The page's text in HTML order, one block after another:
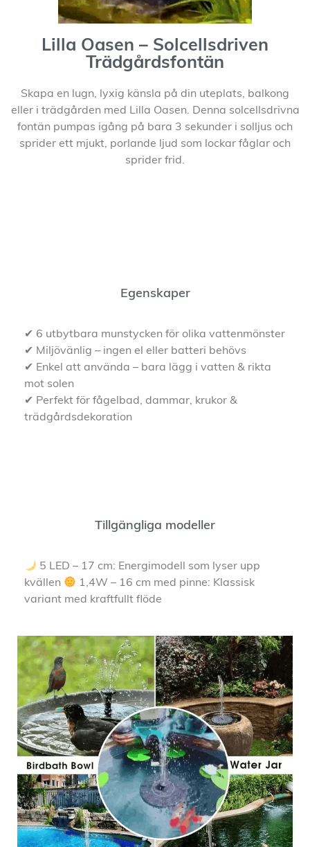
Lilla Oasen – Solcellsdriven
Trädgårdsfontän
Skapa en lugn, lyxig känsla på din uteplats, balkong
eller i trädgården med Lilla Oasen. Denna solcellsdrivna
fontän pumpas igång på bara 3 sekunder i solljus och
sprider ett mjukt, porlande ljud som lockar fåglar och
sprider frid.
Egenskaper
✔ 6 utbytbara munstycken för olika vattenmönster
✔ Miljövänlig – ingen el eller batteri behövs
✔ Enkel att använda – bara lägg i vatten & rikta
mot solen
✔ Perfekt för fågelbad, dammar, krukor &
trädgårdsdekoration
Tillgängliga modeller
5 LED – 17 cm: Energimodell som lyser upp
kvällen
1,4W – 16 cm med pinne: Klassisk
variant med kraftfullt flöde